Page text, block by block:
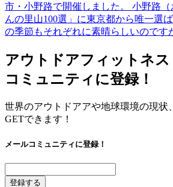
市・小野路で開催しました。 小野路
んの里山100選」に東京都から唯一選
の季節もそれぞれに素晴らしいので
アウトドアフィットネス
コミュニティに登録！
世界のアウトドアアや地球環境の現状
GETできます！
メールコミュニティに登録！